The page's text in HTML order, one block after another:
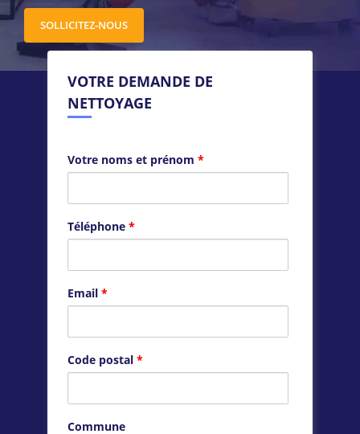
SOLLICITEZ-NOUS
VOTRE DEMANDE DE
NETTOYAGE
Votre noms et prénom *
Téléphone *
Email *
Code postal *
Commune